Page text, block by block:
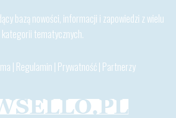
bazą nowości, informacji i zapowiedzi z wielu
kategorii tematycznych.
| Regulamin | Prywatność| Partnerzy